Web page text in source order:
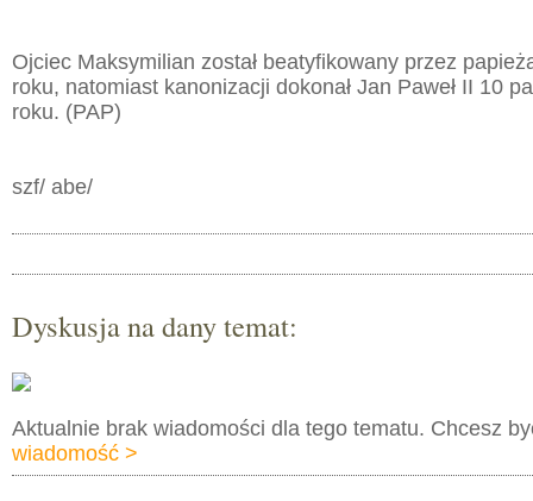
Ojciec Maksymilian został beatyfikowany przez
roku, natomiast kanonizacji dokonał Jan Paweł II 10
roku. (PAP)
szf/ abe/
Dyskusja na dany temat:
Aktualnie brak wiadomości dla tego tematu. Chcesz
wiadomość >